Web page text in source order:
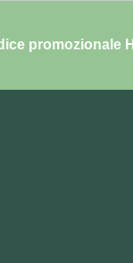
promozionale